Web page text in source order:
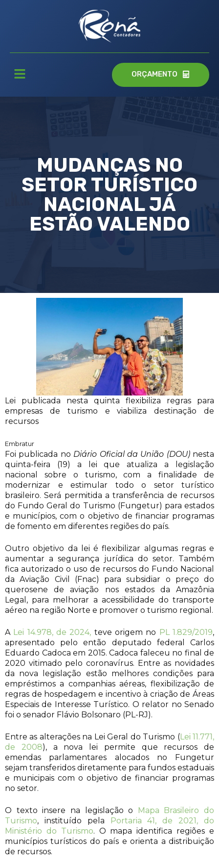
ORÇAMENTO
MUDANÇAS NO
SETOR TURÍSTICO
NACIONAL JÁ
ESTÃO VALENDO
Lei publicada nesta quinta flexibiliza regras para
empresas de turismo e viabiliza destinação de
recursos
Embratur
Foi publicada no Diário Oficial da União (DOU)nesta
quinta-feira (19) a lei que atualiza a legislação
nacional sobre o turismo, com a finalidade de
modernizar e estimular todo o setor turístico
brasileiro. Será permitida a transferência de recursos
do Fundo Geral do Turismo (Fungetur) para estados
e municípios, com o objetivo de financiar programas
de fomento em diferentes regiões do país.
Outro objetivo da lei é flexibilizar algumas regras e
aumentar a segurança jurídica do setor. Também
fica autorizado o uso de recursos do Fundo Nacional
da Aviação Civil (Fnac) para subsidiar o preço do
querosene de aviação nos estados da Amazônia
Legal, para melhorar a acessibilidade do transporte
aéreo na região Norte e promover o turismo regional.
A Lei 14.978, de 2024, teve origem no PL 1.829/2019,
apresentado pelo então deputado federal Carlos
Eduardo Cadoca em 2015. Cadoca faleceu no final de
2020 vitimado pelo coronavírus. Entre as novidades
da nova legislação estão melhores condições para
empréstimos a companhias aéreas, flexibilização de
regras de hospedagem e incentivo à criação de Áreas
Especiais de Interesse Turístico. O relator no Senado
foi o senador Flávio Bolsonaro (PL-RJ).
Entre as alterações na Lei Geral do Turismo (Lei 11.771,
de 2008), a nova lei permite que recursos de
emendas parlamentares alocados no Fungetur
sejam transferidos diretamente para fundos estaduais
e municipais com o objetivo de financiar programas
no setor.
O texto insere na legislação o Mapa Brasileiro do
Turismo, instituído pela Portaria 41, de 2021, do
Ministério do Turismo. O mapa identifica regiões e
municípios turísticos do país e orienta a distribuição
de recursos.